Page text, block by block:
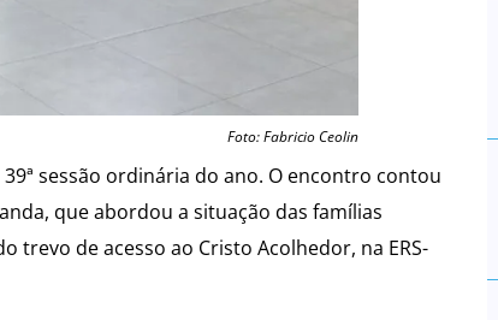
Foto: Fabricio Ceolin
sessão ordinária do ano. O encontro contou
que abordou a situação das famílias
trevo de acesso ao Cristo Acolhedor, na ERS-